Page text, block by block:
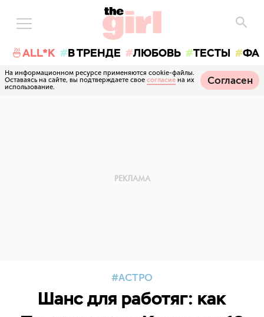
🍜ALL*K В ТРЕНДЕ ЛЮБОВЬ ТЕСТЫ
На информационном ресурсе применяются cookie-файлы.
Оставаясь на сайте, вы подтверждаете свое согласие на их
использование.
Согласен
АСТРО
Шанс для работяг: как